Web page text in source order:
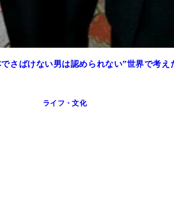
さばけない男は認められない”世界で考え
ライフ・文化